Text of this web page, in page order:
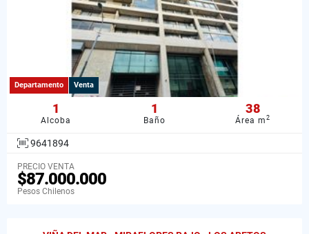
Departamento Venta
1
Alcoba
1
Baño
38
Área m2
9641894
PRECIO VENTA
$87.000.000
Pesos Chilenos